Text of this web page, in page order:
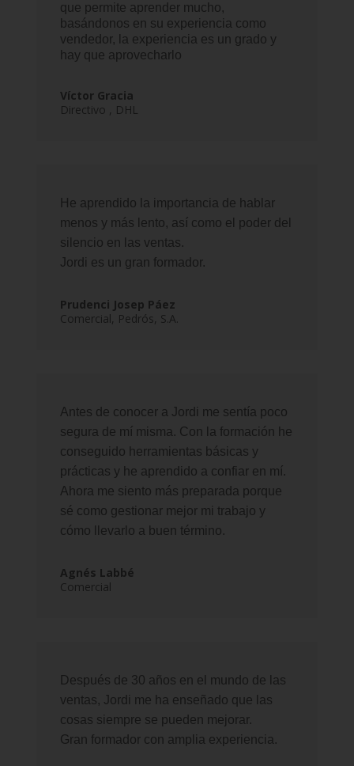
que permite aprender mucho,
basándonos en su experiencia como
vendedor, la experiencia es un grado y
hay que aprovecharlo
Víctor Gracia
Directivo , DHL
He aprendido la importancia de hablar
menos y más lento, así como el poder del
silencio en las ventas.
Jordi es un gran formador.
Prudenci Josep Páez
Comercial, Pedrós, S.A.
Antes de conocer a Jordi me sentía poco
segura de mí misma. Con la formación he
conseguido herramientas básicas y
prácticas y he aprendido a confiar en mí.
Ahora me siento más preparada porque
sé como gestionar mejor mi trabajo y
cómo llevarlo a buen término.
Agnés Labbé
Comercial
Después de 30 años en el mundo de las
ventas, Jordi me ha enseñado que las
cosas siempre se pueden mejorar.
Gran formador con amplia experiencia.